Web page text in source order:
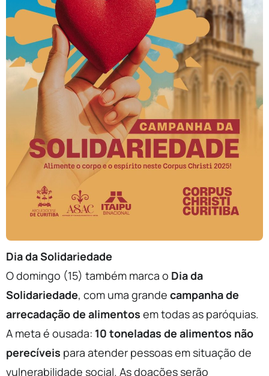
Dia da Solidariedade
O domingo (15) também marca o Dia da
Solidariedade, com uma grande campanha de
arrecadação de alimentos em todas as paróquias.
A meta é ousada: 10 toneladas de alimentos não
perecíveis para atender pessoas em situação de
vulnerabilidade social. As doações serão